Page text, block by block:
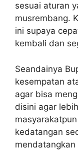
sesuai aturan
musrembang.
ini supaya
kembali dan
Seandainya
kesempatan
agar bisa
disini agar
kedatangan